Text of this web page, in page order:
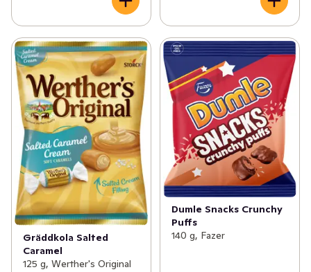
Gräddkola Salted
Caramel
125 g, Werther's Original
Dumle Snacks Crunchy
Puffs
140 g, Fazer